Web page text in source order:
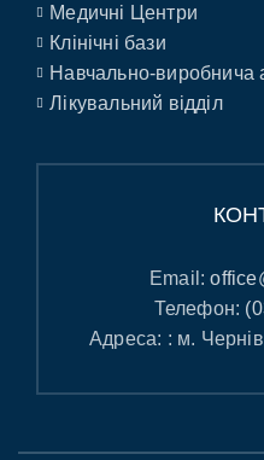
Медичні Центри
Клінічні бази
Навчально-виробнича
Лікувальний відділ
Email:
Телефон:
Адреса: : м.